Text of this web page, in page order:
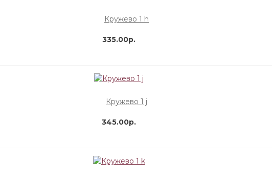
Кружево 1 h
335.00р.
Кружево 1 j
345.00р.